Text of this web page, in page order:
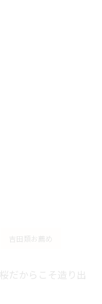
吉田類お薦め
だからこそ造り出